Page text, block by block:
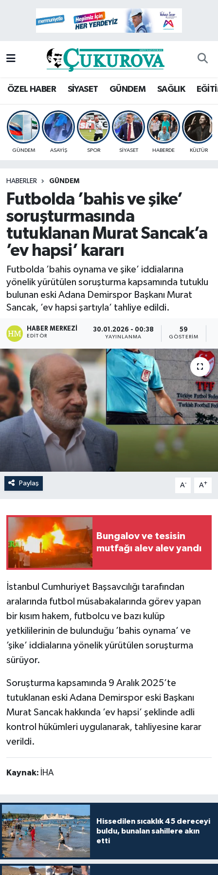
ÖZEL HABER SİYASET GÜNDEM SAĞLIK
GÜNDEM ASAYİŞ SPOR SİYASET HABERDE KÜLTÜR
HABERLER GÜNDEM
Futbolda ’bahis ve şike’
soruşturmasında
tutuklanan Murat Sancak’a
’ev hapsi’ kararı
Futbolda ’bahis oynama ve şike’ iddialarına
yönelik yürütülen soruşturma kapsamında tutuklu
bulunan eski Adana Demirspor Başkanı Murat
Sancak, ’ev hapsi şartıyla’ tahliye edildi.
HABER MERKEZI
EDITÖR
30.01.2026 - 00:38
YAYINLANMA
59
GÖSTERIM
Paylaş A- A+
Bungalov ve tesisin
mutfağı alev alev yandı
İstanbul Cumhuriyet Başsavcılığı tarafından
aralarında futbol müsabakalarında görev yapan
bir kısım hakem, futbolcu ve bazı kulüp
yetkililerinin de bulunduğu ’bahis oynama’ ve
’şike’ iddialarına yönelik yürütülen soruşturma
sürüyor.
Soruşturma kapsamında 9 Aralık 2025’te
tutuklanan eski Adana Demirspor eski Başkanı
Murat Sancak hakkında ’ev hapsi’ şeklinde adli
kontrol hükümleri uygulanarak, tahliyesine karar
verildi.
Kaynak: İHA
Hissedilen sıcaklık 45 dereceyi
buldu, bunalan sahillere akın
etti
Mersin Hava Durumu
Mersin Namaz Vakitleri
Mersin Trafik Yoğunluk Haritası
Süper Lig Puan Durumu ve Fikstür
Haber Arşivi